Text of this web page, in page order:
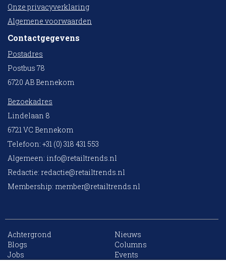
Onze privacyverklaring
Algemene voorwaarden
Contactgegevens
Postadres
Postbus 78
6720 AB Bennekom
Bezoekadres
Lindelaan 8
6721 VC Bennekom
Telefoon: +31 (0) 318 431 553
Algemeen: info@retailtrends.nl
Redactie: redactie@retailtrends.nl
Membership: member@retailtrends.nl
Achtergrond
Nieuws
Blogs
Columns
Jobs
Events
10 collega’s